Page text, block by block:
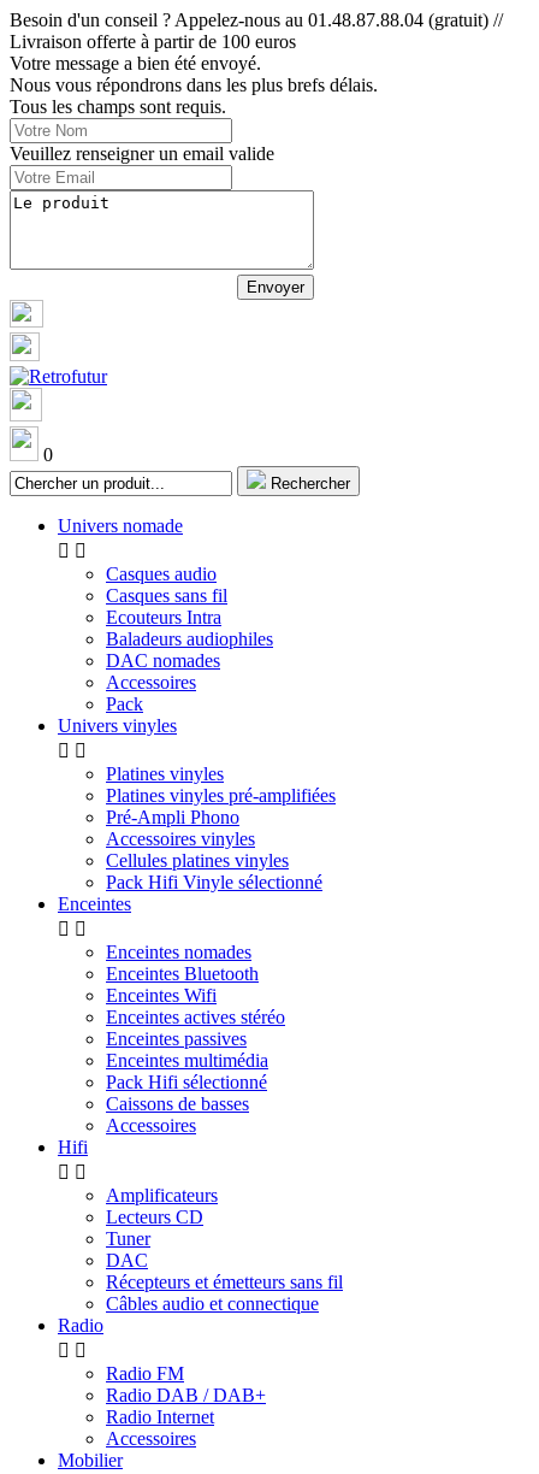
Besoin d'un conseil ? Appelez-nous au 01.48.87.88.04 (gratuit) //
Livraison offerte à partir de 100 euros
Votre message a bien été envoyé.
Nous vous répondrons dans les plus brefs délais.
Tous les champs sont requis.
Veuillez renseigner un email valide
0
Rechercher
Univers nomade
 
Casques audio
Casques sans fil
Ecouteurs Intra
Baladeurs audiophiles
DAC nomades
Accessoires
Pack
Univers vinyles
 
Platines vinyles
Platines vinyles pré-amplifiées
Pré-Ampli Phono
Accessoires vinyles
Cellules platines vinyles
Pack Hifi Vinyle sélectionné
Enceintes
 
Enceintes nomades
Enceintes Bluetooth
Enceintes Wifi
Enceintes actives stéréo
Enceintes passives
Enceintes multimédia
Pack Hifi sélectionné
Caissons de basses
Accessoires
Hifi
 
Amplificateurs
Lecteurs CD
Tuner
DAC
Récepteurs et émetteurs sans fil
Câbles audio et connectique
Radio
 
Radio FM
Radio DAB / DAB+
Radio Internet
Accessoires
Mobilier